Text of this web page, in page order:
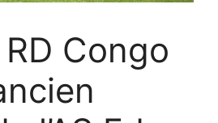
RD Congo